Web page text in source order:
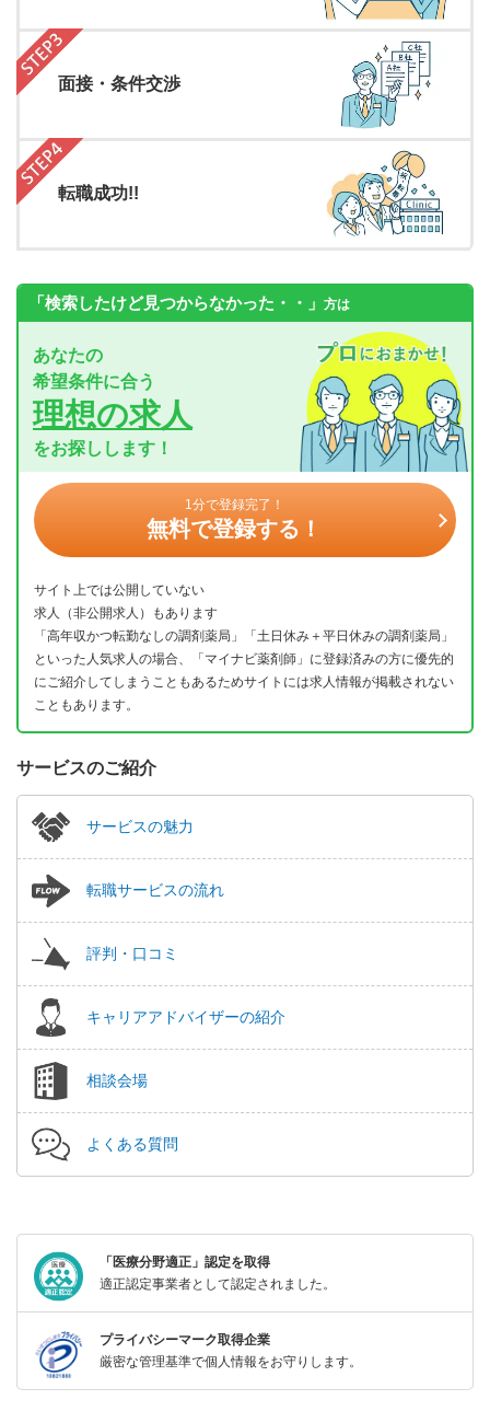
面接・条件交渉
転職成功!!
「検索したけど見つからなかった・・」 方は
あなたの
希望条件に合う
理想の求人
をお探しします！
1分で登録完了！
無料で登録する！
サイト上では公開していない
求人（非公開求人）もあります
「高年収かつ転勤なしの調剤薬局」「土日休み＋平日休みの調剤薬局」
といった人気求人の場合、「マイナビ薬剤師」に登録済みの方に優先的
にご紹介してしまうこともあるためサイトには求人情報が掲載されない
こともあります。
サービスのご紹介
サービスの魅力
転職サービスの流れ
評判・口コミ
キャリアアドバイザーの紹介
相談会場
よくある質問
「医療分野適正」認定を取得
適正認定事業者として認定されました。
プライバシーマーク取得企業
厳密な管理基準で個人情報をお守りします。